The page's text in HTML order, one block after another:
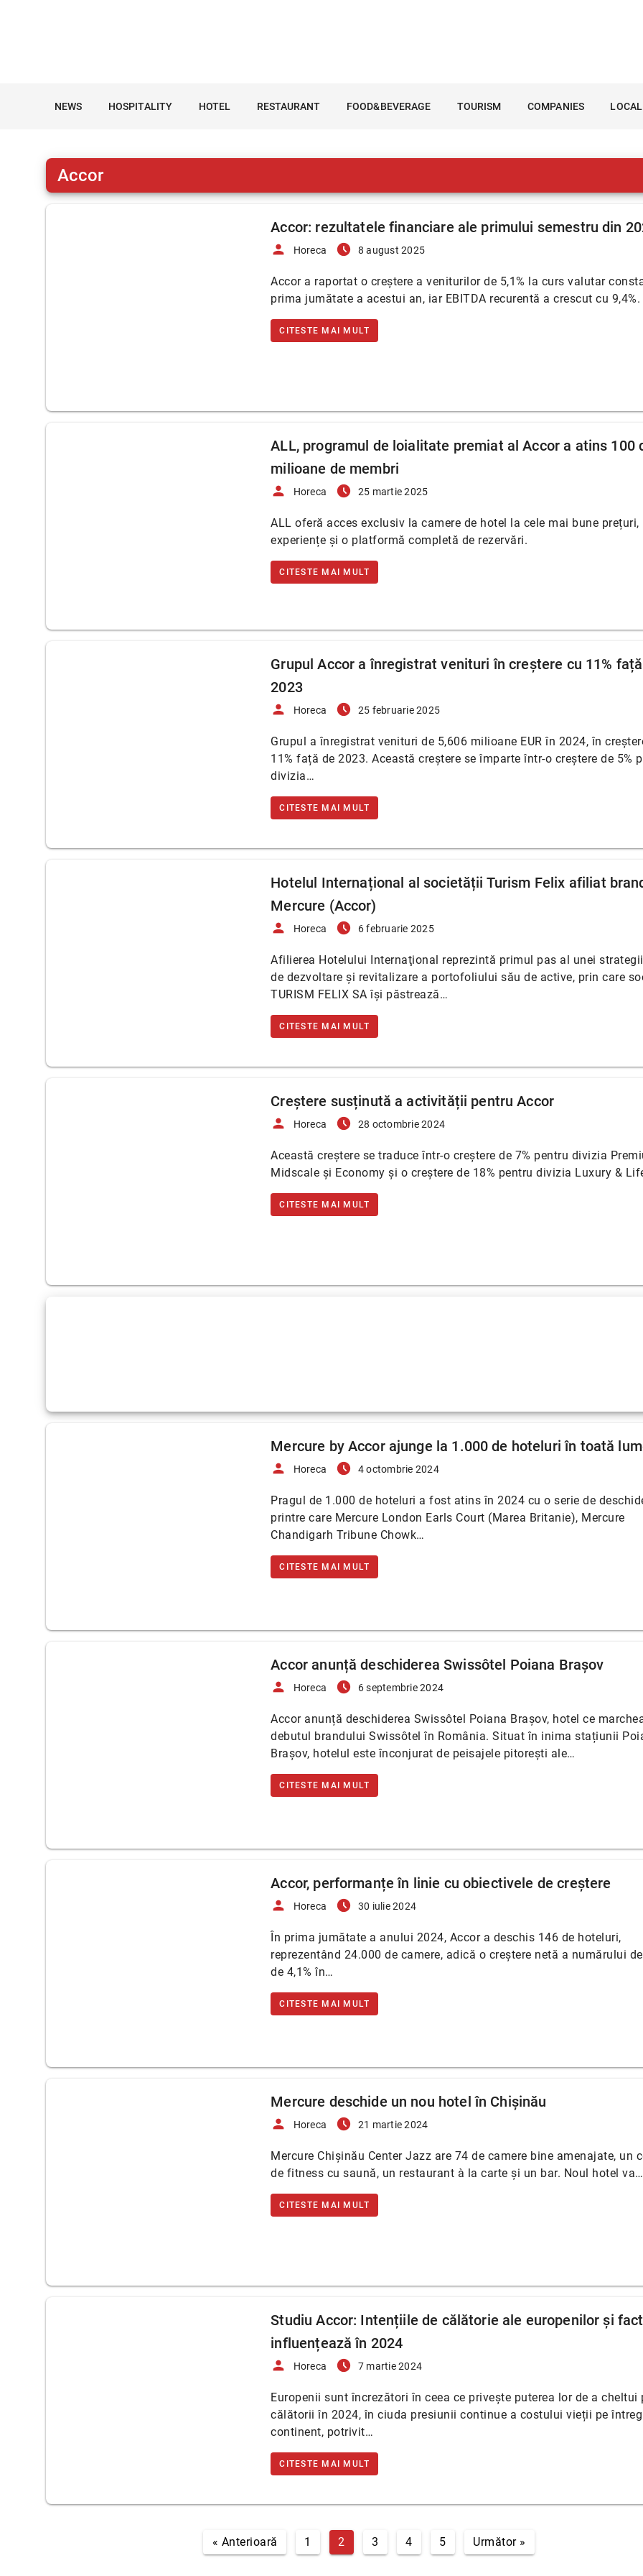
NEWS HOSPITALITY HOTEL RESTAURANT FOOD&BEVERAGE TOURISM COMPANIES
Accor
Accor: rezultatele financiare ale primului semestru din
person Horeca access_time_filled 8 august 2025
Accor a raportat o creștere a veniturilor de 5,1% la curs valutar
prima jumătate a acestui an, iar EBITDA recurentă a crescut cu 9,4%.
CITESTE MAI MULT
ALL, programul de loialitate premiat al Accor a atins 100
milioane de membri
person Horeca access_time_filled 25 martie 2025
ALL oferă acces exclusiv la camere de hotel la cele mai bune prețuri,
experiențe și o platformă completă de rezervări.
CITESTE MAI MULT
Grupul Accor a înregistrat venituri în creștere cu 11%
2023
person Horeca access_time_filled 25 februarie 2025
Grupul a înregistrat venituri de 5,606 milioane EUR în 2024, în
11% față de 2023. Această creștere se împarte într-o creștere de 5%
divizia…
CITESTE MAI MULT
Hotelul Internațional al societății Turism Felix afiliat
Mercure (Accor)
person Horeca access_time_filled 6 februarie 2025
Afilierea Hotelului Internaţional reprezintă primul pas al unei
de dezvoltare şi revitalizare a portofoliului său de active, prin care
TURISM FELIX SA îşi păstrează…
CITESTE MAI MULT
Creștere susținută a activității pentru Accor
person Horeca access_time_filled 28 octombrie 2024
Această creștere se traduce într-o creștere de 7% pentru divizia
Midscale și Economy și o creștere de 18% pentru divizia Luxury &
CITESTE MAI MULT
Mercure by Accor ajunge la 1.000 de hoteluri în toată
person Horeca access_time_filled 4 octombrie 2024
Pragul de 1.000 de hoteluri a fost atins în 2024 cu o serie de
printre care Mercure London Earls Court (Marea Britanie), Mercure
Chandigarh Tribune Chowk…
CITESTE MAI MULT
Accor anunță deschiderea Swissôtel Poiana Brașov
person Horeca access_time_filled 6 septembrie 2024
Accor anunță deschiderea Swissôtel Poiana Brașov, hotel ce
debutul brandului Swissôtel în România. Situat în inima stațiunii
Brașov, hotelul este înconjurat de peisajele pitorești ale…
CITESTE MAI MULT
Accor, performanțe în linie cu obiectivele de creștere
person Horeca access_time_filled 30 iulie 2024
În prima jumătate a anului 2024, Accor a deschis 146 de hoteluri,
reprezentând 24.000 de camere, adică o creștere netă a numărului
de 4,1% în…
CITESTE MAI MULT
Mercure deschide un nou hotel în Chișinău
person Horeca access_time_filled 21 martie 2024
Mercure Chișinău Center Jazz are 74 de camere bine amenajate, un
de fitness cu saună, un restaurant à la carte și un bar. Noul hotel va…
CITESTE MAI MULT
Studiu Accor: Intențiile de călătorie ale europenilor și
influențează în 2024
person Horeca access_time_filled 7 martie 2024
Europenii sunt încrezători în ceea ce privește puterea lor de a cheltui
călătorii în 2024, în ciuda presiunii continue a costului vieții pe
continent, potrivit…
CITESTE MAI MULT
« Anterioară 1 2 3 4 5 Următor »